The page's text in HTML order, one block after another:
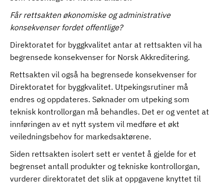
Får rettsakten økonomiske og administrative
konsekvenser fordet offentlige?
Direktoratet for byggkvalitet antar at rettsakten vil ha
begrensede konsekvenser for Norsk Akkreditering.
Rettsakten vil også ha begrensede konsekvenser for
Direktoratet for byggkvalitet. Utpekingsrutiner må
endres og oppdateres. Søknader om utpeking som
teknisk kontrollorgan må behandles. Det er og ventet at
innføringen av et nytt system vil medføre et økt
veiledningsbehov for markedsaktørene.
Siden rettsakten isolert sett er ventet å gjelde for et
begrenset antall produkter og tekniske kontrollorgan,
vurderer direktoratet det slik at oppgavene knyttet til